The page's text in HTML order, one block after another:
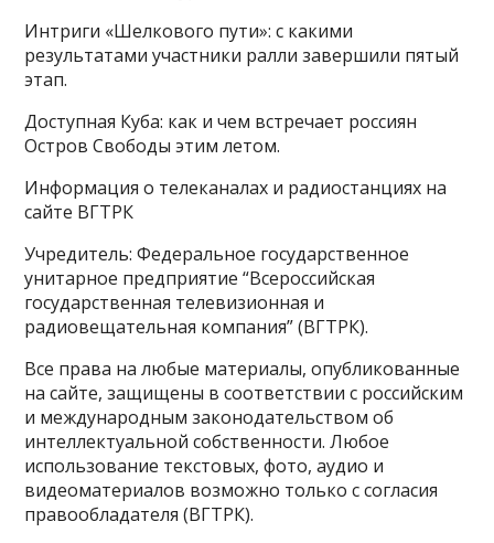
Интриги «Шелкового пути»: с какими
результатами участники ралли завершили пятый
этап.
Доступная Куба: как и чем встречает россиян
Остров Свободы этим летом.
Информация о телеканалах и радиостанциях на
сайте ВГТРК
Учредитель: Федеральное государственное
унитарное предприятие “Всероссийская
государственная телевизионная и
радиовещательная компания” (ВГТРК).
Все права на любые материалы, опубликованные
на сайте, защищены в соответствии с российским
и международным законодательством об
интеллектуальной собственности. Любое
использование текстовых, фото, аудио и
видеоматериалов возможно только с согласия
правообладателя (ВГТРК).